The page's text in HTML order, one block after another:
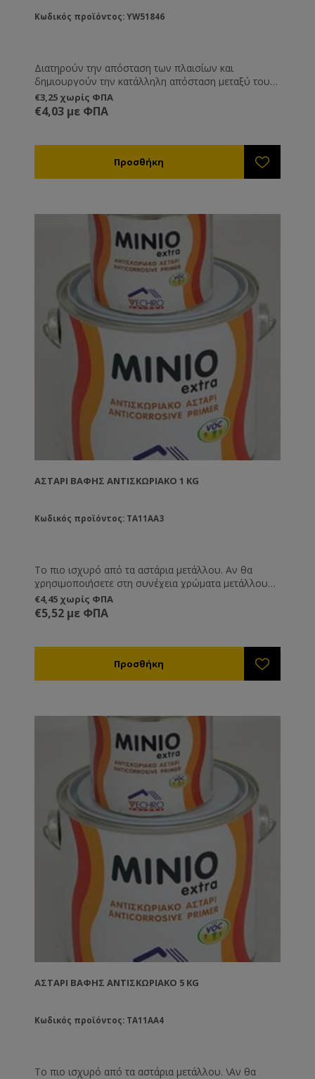
Κωδικός προϊόντος: YW51846
Διατηρούν την απόσταση των πλαισίων και
δημιουργούν την κατάλληλη απόσταση μεταξύ τους,
ώστε η κυψέλη να χωράει 9 πλαίσια αντί για 10.
Επίσης συγκρατούν τα πλαίσια κατά τη μεταφορά
χωρίς να χρειάζεται να καρφώνετε το τελευταίο
€3,25 χωρίς ΦΠΑ
€4,03 με ΦΠΑ
ΑΣΤΆΡΙ ΒΑΦΉΣ ΑΝΤΙΣΚΩΡΙΑΚΌ 1 KG
Κωδικός προϊόντος: TA11AA3
Το πιο ισχυρό από τα αστάρια μετάλλου. Αν θα
χρησιμοποιήσετε στη συνέχεια χρώματα μετάλλου
τότε αυτό είναι το πιο ισχυρό αστάρι. Συνδυάζεται
με χημικούς διαλύτες. Δε συνδυάζεται με νερό.
€4,45 χωρίς ΦΠΑ
€5,52 με ΦΠΑ
ΑΣΤΆΡΙ ΒΑΦΉΣ ΑΝΤΙΣΚΩΡΙΑΚΌ 5 KG
Κωδικός προϊόντος: TA11AA4
Το πιο ισχυρό από τα αστάρια μετάλλου. \Αν θα